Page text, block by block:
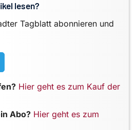
lesen?
Tagblatt abonnieren und
Hier geht es zum Kauf der
Abo? Hier geht es zum